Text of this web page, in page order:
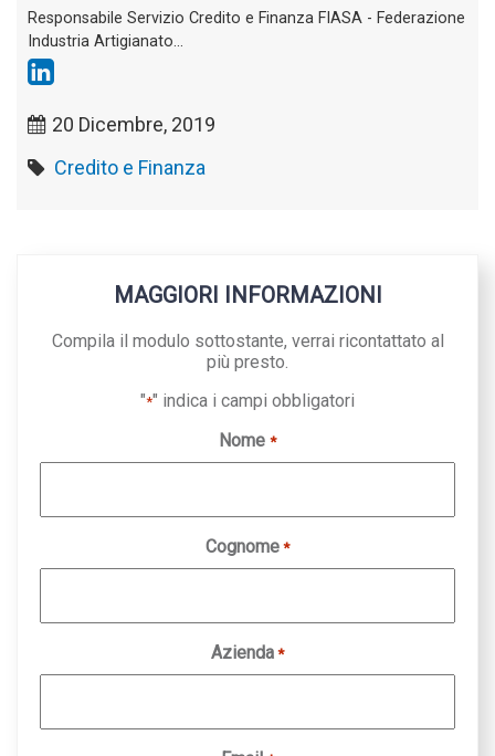
Responsabile Servizio Credito e Finanza FIASA - Federazione
Industria Artigianato...
20 Dicembre, 2019
Credito e Finanza
MAGGIORI INFORMAZIONI
Compila il modulo sottostante, verrai ricontattato al
più presto.
"*" indica i campi obbligatori
Nome *
Cognome *
Azienda *